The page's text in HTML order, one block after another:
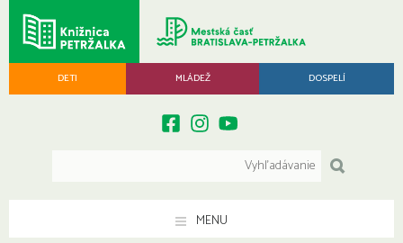
DETI MLÁDEŽ DOSPELÍ
MENU